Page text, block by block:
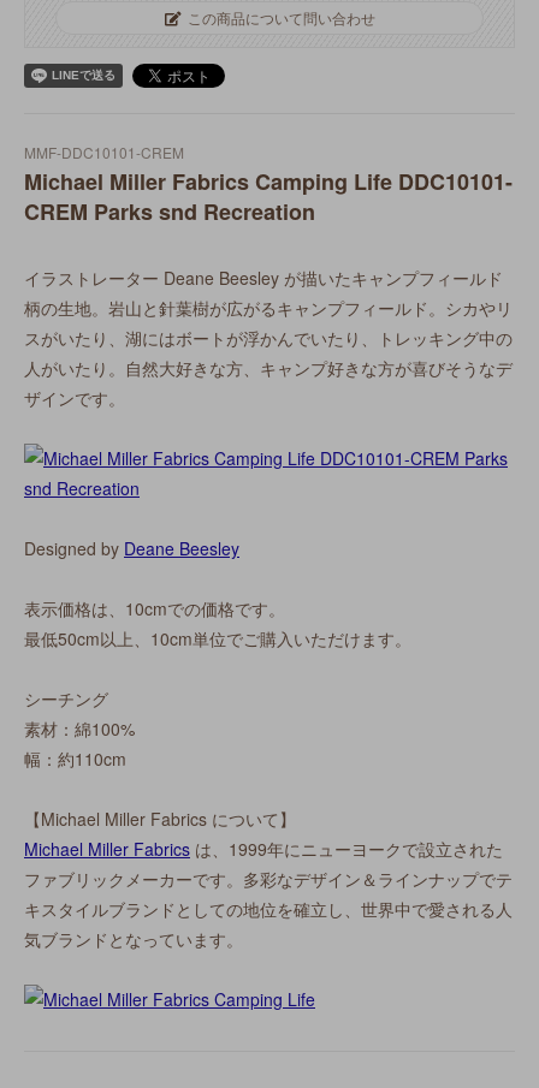
この商品について問い合わせ
MMF-DDC10101-CREM
Michael Miller Fabrics Camping Life DDC10101-
CREM Parks snd Recreation
イラストレーター Deane Beesley が描いたキャンプフィールド
柄の生地。岩山と針葉樹が広がるキャンプフィールド。シカやリ
スがいたり、湖にはボートが浮かんでいたり、トレッキング中の
人がいたり。自然大好きな方、キャンプ好きな方が喜びそうなデ
ザインです。
Designed by Deane Beesley
表示価格は、10cmでの価格です。
最低50cm以上、10cm単位でご購入いただけます。
シーチング
素材：綿100%
幅：約110cm
【Michael Miller Fabrics について】
Michael Miller Fabrics は、1999年にニューヨークで設立された
ファブリックメーカーです。多彩なデザイン＆ラインナップでテ
キスタイルブランドとしての地位を確立し、世界中で愛される人
気ブランドとなっています。